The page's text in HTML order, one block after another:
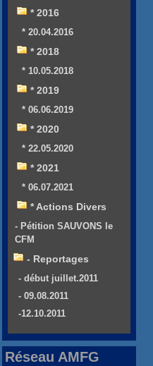
* 2016
* 20.04.2016
* 2018
* 10.05.2018
* 2019
* 06.06.2019
* 2020
* 22.05.2020
* 2021
* 06.07.2021
* Actions Divers
- Pétition SAUVONS le
CFM
- Reportages
- début juillet.2011
- 09.08.2011
-12.10.2011
Réseau AMFG